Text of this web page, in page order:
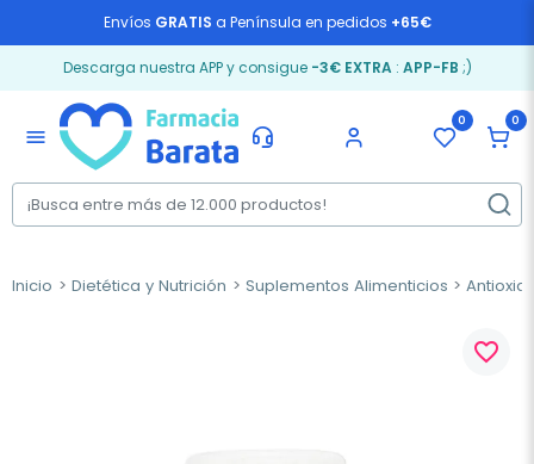
Envíos GRATIS a Península en pedidos +65€
Descarga nuestra APP y consigue -3€ EXTRA: APP-FB ;)
menu
0 0
Inicio Dietética y Nutrición Suplementos Alimenticios
favorite_border